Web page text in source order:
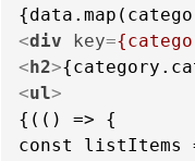
<div key=
<h2>
<ul>
{(() => {
const listItems